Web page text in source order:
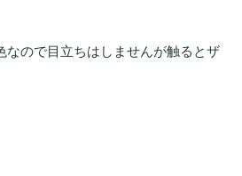
なので目立ちはしませんが触るとザ